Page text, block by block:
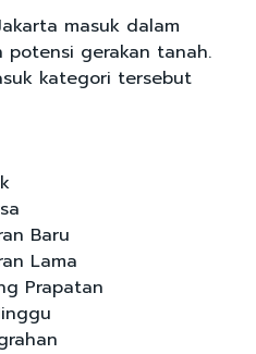
masuk dalam
potensi gerakan tanah.
kategori tersebut
Baru
Lama
Prapatan